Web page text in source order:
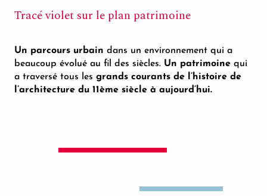
Tracé violet sur le plan patrimoine
Un parcours urbain dans un environnement qui a
beaucoup évolué au fil des siècles. Un patrimoine qui
a traversé tous les grands courants de l’histoire de
l’architecture du 11ème siècle à aujourd’hui.